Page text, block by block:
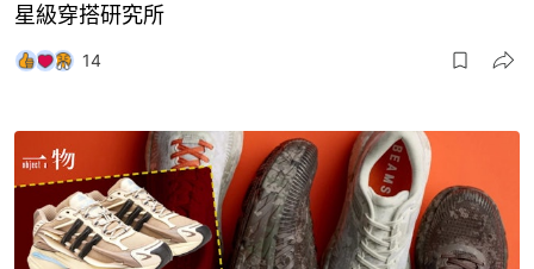
星級穿搭研究所
14